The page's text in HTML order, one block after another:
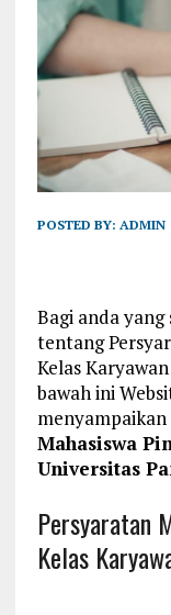
POSTED BY: ADMIN
Bagi anda
tentang
Kelas
bawah ini
Mahasiswa
Universitas
Persyaratan
Kelas